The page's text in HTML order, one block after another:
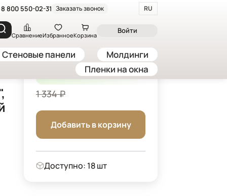
8 800 550-02-31 Заказать звонок RU
СравнениеИзбранноеКорзина
Войти
Стеновые панели
Молдинги
Пленки на окна
"Барельеф. Девушка", матовая, графитовый
1 134 ₽/ шт -15%
1 334 ₽
Добавить в корзину
Доступно: 18 шт